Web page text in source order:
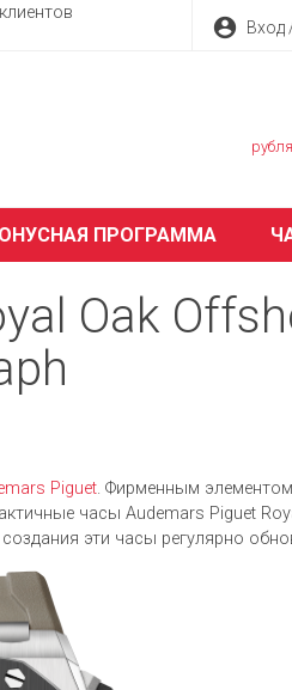
account_circle Вход
ПРОГРАММА
Oak
Piguet. Фирменным
часы Audemars Piguet
эти часы регулярно